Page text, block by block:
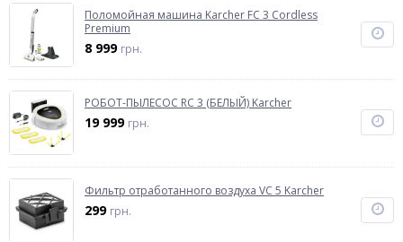
Поломойная машина Karcher FC 3 Cordless
Premium
8 999 грн.
РОБОТ-ПЫЛЕСОС RC 3 (БЕЛЫЙ) Karcher
19 999 грн.
Фильтр отработанного воздуха VC 5 Karcher
299 грн.